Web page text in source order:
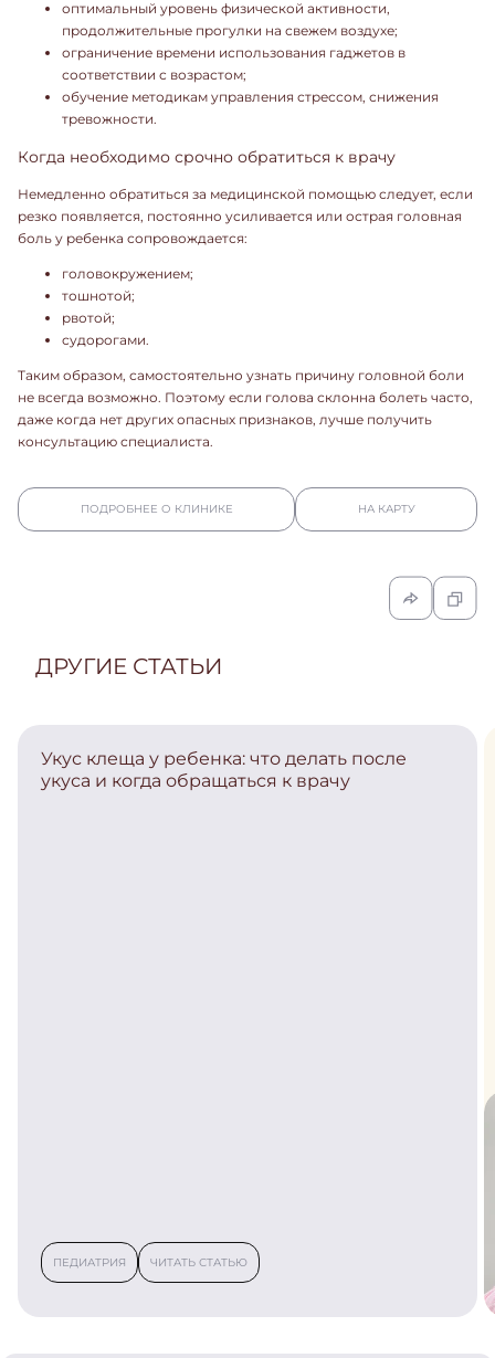
оптимальный уровень физической активности,
продолжительные прогулки на свежем воздухе;
ограничение времени использования гаджетов в
соответствии с возрастом;
обучение методикам управления стрессом, снижения
тревожности.
Когда необходимо срочно обратиться к врачу
Немедленно обратиться за медицинской помощью следует, если
резко появляется, постоянно усиливается или острая головная
боль у ребенка сопровождается:
головокружением;
тошнотой;
рвотой;
судорогами.
Таким образом, самостоятельно узнать причину головной боли
не всегда возможно. Поэтому если голова склонна болеть часто,
даже когда нет других опасных признаков, лучше получить
консультацию специалиста.
ПОДРОБНЕЕ О КЛИНИКЕ НА КАРТУ
ДРУГИЕ СТАТЬИ
Укус клеща у ребенка: что делать после
укуса и когда обращаться к врачу
ПЕДИАТРИЯ ЧИТАТЬ СТАТЬЮ